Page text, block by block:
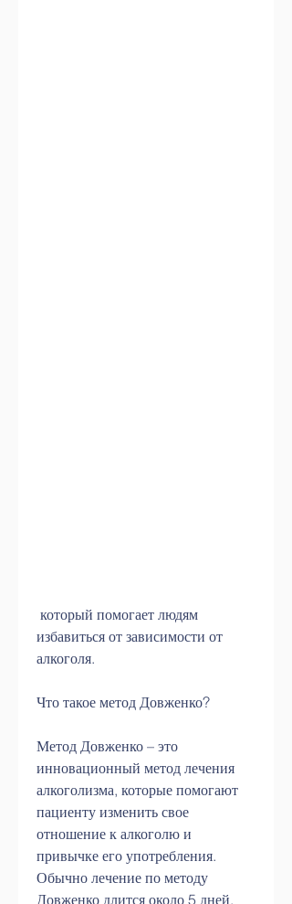
избавиться от зависимости от
алкоголя.
Что такое метод Довженко?
Метод Довженко – это
инновационный метод лечения
алкоголизма, которые помогают
пациенту изменить свое
отношение к алкоголю и
привычке его употребления.
Обычно лечение по методу
Довженко длится около 5 дней.